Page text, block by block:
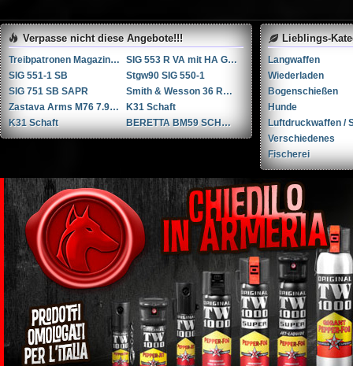
Verpasse nicht diese Angebote!!!
Treibpatronen Magazin STGW 57
SIG 553 R VA mit HA Griffstück
SIG 551-1 SB
Stgw90 SIG 550-1
SIG 751 SB SAPR
Smith & Wesson 36 RB .38 Spl.
Zastava Arms M76 7.92x57mm Mauser / 8mm Mauser / 8x57 JS
K31 Schaft
K31 Schaft
BERETTA BM59 SCHNELLFEUER GEWEHR
Lieblings-
Langwaffen
Wiederladen
Bogenschießen
Hunde
Luftdruckwaffen /
Verschiedenes
Fischerei